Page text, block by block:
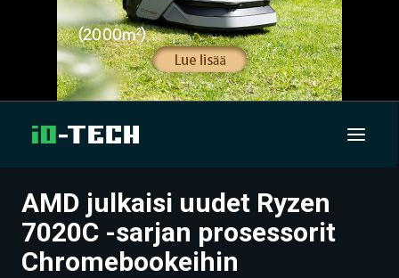
UUTISET
ARTIKKELIT
AMD julkaisi uudet Ryzen
7020C -sarjan prosessorit
Chromebookeihin